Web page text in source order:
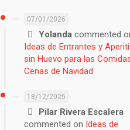
07/01/2026
Yolandacommented
Ideas de Entrantes y
sin Huevo para las
Cenas de Navidad
18/12/2025
Pilar Rivera Escalera
commented on Ideas de